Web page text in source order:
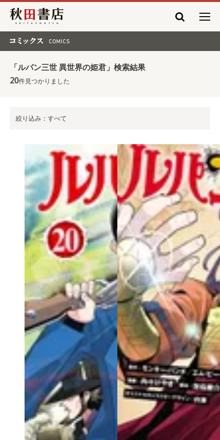
秋田書店
「ルパン三世 異世界の姫君」検索結果
20件見つかりました
絞り込み：すべて